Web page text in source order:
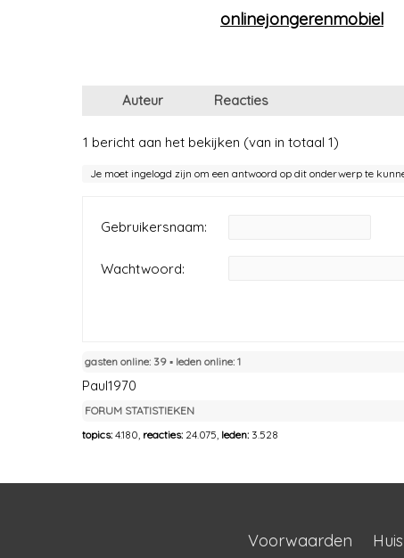
onlinejongerenmobiel
Auteur Reacties
1 bericht aan het bekijken (van in totaal 1)
Je moet ingelogd zijn om een antwoord op dit onderwerp te
Gebruikersnaam:
Wachtwoord:
gasten online: 39 ▪︎ leden online: 1
Paul1970
FORUM STATISTIEKEN
topics: 4.180, reacties: 24.075, leden: 3.528
Voorwaarden